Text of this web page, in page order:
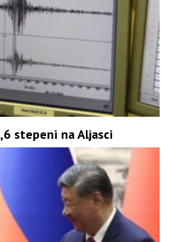
stepeni na Aljasci